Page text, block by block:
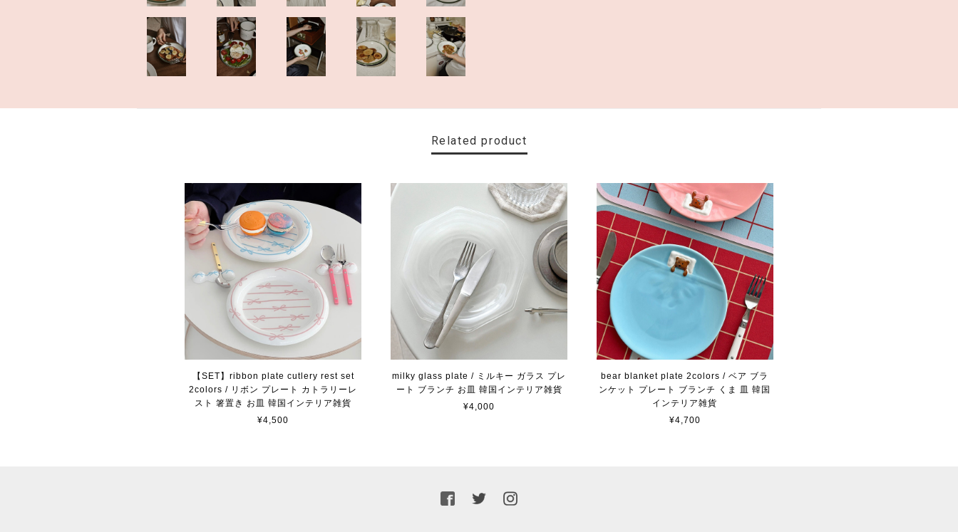
Related product
【SET】ribbon plate cutlery rest set
2colors / リボン プレート カトラリーレ
スト 箸置き お皿 韓国インテリア雑貨
¥4,500
milky glass plate / ミルキー ガラス プレ
ート ブランチ お皿 韓国インテリア雑貨
¥4,000
bear blanket plate 2colors / ベア ブラ
ンケット プレート ブランチ くま 皿 韓国
インテリア雑貨
¥4,700